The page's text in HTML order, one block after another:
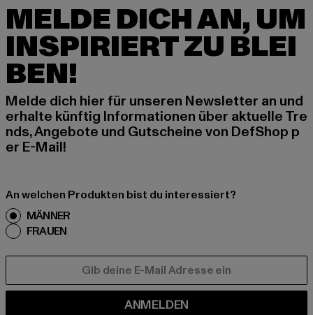
MELDE DICH AN, UM
INSPIRIERT ZU BLEI
BEN!
Melde dich hier für unseren Newsletter an und
erhalte künftig Informationen über aktuelle Tre
nds, Angebote und Gutscheine von DefShop p
er E-Mail!
An welchen Produkten bist du interessiert?
MÄNNER
FRAUEN
ANMELDEN